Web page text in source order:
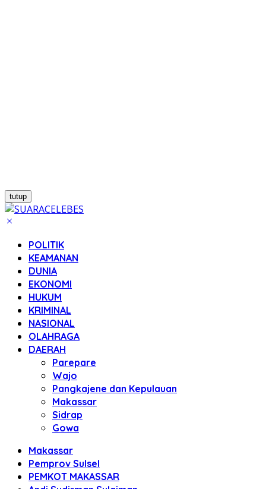
tutup
POLITIK
KEAMANAN
DUNIA
EKONOMI
HUKUM
KRIMINAL
NASIONAL
OLAHRAGA
DAERAH
Parepare
Wajo
Pangkajene dan Kepulauan
Makassar
Sidrap
Gowa
Makassar
Pemprov Sulsel
PEMKOT MAKASSAR